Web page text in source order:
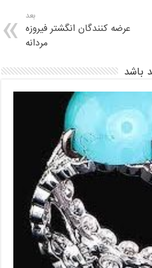
بعد
عرضه کنندگان انگشتر فیروزه
مردانه
باشد